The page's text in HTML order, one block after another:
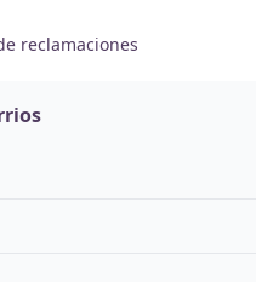
reclamaciones